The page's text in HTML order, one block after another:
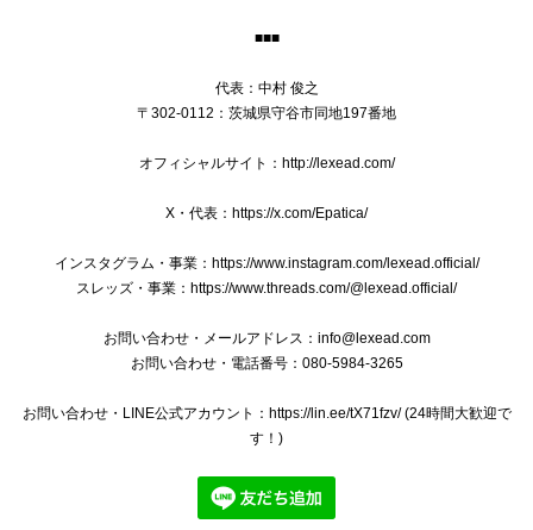
■■■
代表：中村 俊之
〒302-0112：茨城県守谷市同地197番地
オフィシャルサイト：http://lexead.com/
X・代表：https://x.com/Epatica/
インスタグラム・事業：https://www.instagram.com/lexead.official/
スレッズ・事業：https://www.threads.com/@lexead.official/
お問い合わせ・メールアドレス： info@lexead.com
お問い合わせ・電話番号：080-5984-3265
お問い合わせ・LINE公式アカウント：https://lin.ee/tX71fzv/ (24時間大歓迎で
す！)